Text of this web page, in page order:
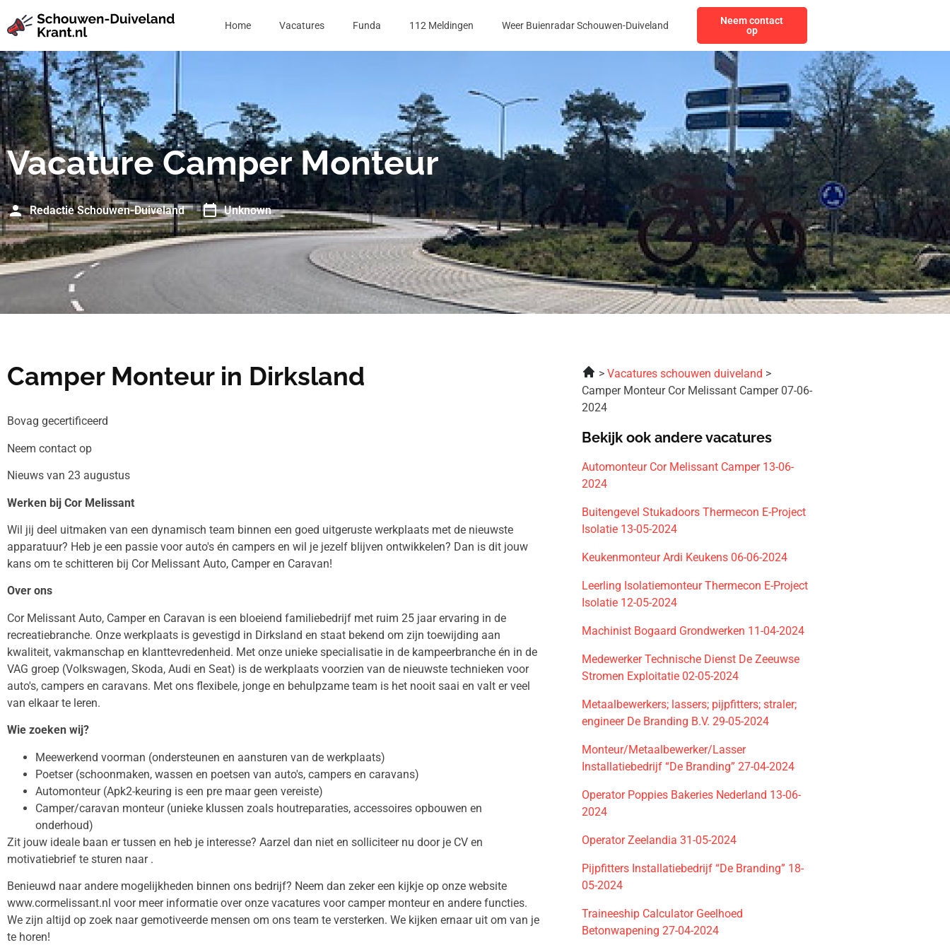
Home Vacatures Funda 112 Meldingen Weer Buienradar Schouwen-Duiveland
Neem contact
op
Vacature Camper Monteur
Redactie Schouwen-Duiveland Unknown
Camper Monteur in Dirksland
Bovag gecertificeerd
Neem contact op
Nieuws van 23 augustus
Werken bij Cor Melissant
Wil jij deel uitmaken van een dynamisch team binnen een goed uitgeruste werkplaats met de nieuwste
apparatuur? Heb je een passie voor auto's én campers en wil je jezelf blijven ontwikkelen? Dan is dit jouw
kans om te schitteren bij Cor Melissant Auto, Camper en Caravan!
Over ons
Cor Melissant Auto, Camper en Caravan is een bloeiend familiebedrijf met ruim 25 jaar ervaring in de
recreatiebranche. Onze werkplaats is gevestigd in Dirksland en staat bekend om zijn toewijding aan
kwaliteit, vakmanschap en klanttevredenheid. Met onze unieke specialisatie in de kampeerbranche én in de
VAG groep (Volkswagen, Skoda, Audi en Seat) is de werkplaats voorzien van de nieuwste technieken voor
auto's, campers en caravans. Met ons flexibele, jonge en behulpzame team is het nooit saai en valt er veel
van elkaar te leren.
Wie zoeken wij?
Meewerkend voorman (ondersteunen en aansturen van de werkplaats)
Poetser (schoonmaken, wassen en poetsen van auto's, campers en caravans)
Automonteur (Apk2-keuring is een pre maar geen vereiste)
Camper/caravan monteur (unieke klussen zoals houtreparaties, accessoires opbouwen en
onderhoud)
Zit jouw ideale baan er tussen en heb je interesse? Aarzel dan niet en solliciteer nu door je CV en
motivatiebrief te sturen naar .
Benieuwd naar andere mogelijkheden binnen ons bedrijf? Neem dan zeker een kijkje op onze website
www.cormelissant.nl voor meer informatie over onze vacatures voor camper monteur en andere functies.
We zijn altijd op zoek naar gemotiveerde mensen om ons team te versterken. We kijken ernaar uit om van je
te horen!
Vacatures schouwen duiveland
Camper Monteur Cor Melissant Camper 07-06-
2024
Bekijk ook andere vacatures
Automonteur Cor Melissant Camper 13-06-
2024
Buitengevel Stukadoors Thermecon E-Project
Isolatie 13-05-2024
Keukenmonteur Ardi Keukens 06-06-2024
Leerling Isolatiemonteur Thermecon E-Project
Isolatie 12-05-2024
Machinist Bogaard Grondwerken 11-04-2024
Medewerker Technische Dienst De Zeeuwse
Stromen Exploitatie 02-05-2024
Metaalbewerkers; lassers; pijpfitters; straler;
engineer De Branding B.V. 29-05-2024
Monteur/Metaalbewerker/Lasser
Installatiebedrijf “De Branding” 27-04-2024
Operator Poppies Bakeries Nederland 13-06-
2024
Operator Zeelandia 31-05-2024
Pijpfitters Installatiebedrijf “De Branding” 18-
05-2024
Traineeship Calculator Geelhoed
Betonwapening 27-04-2024